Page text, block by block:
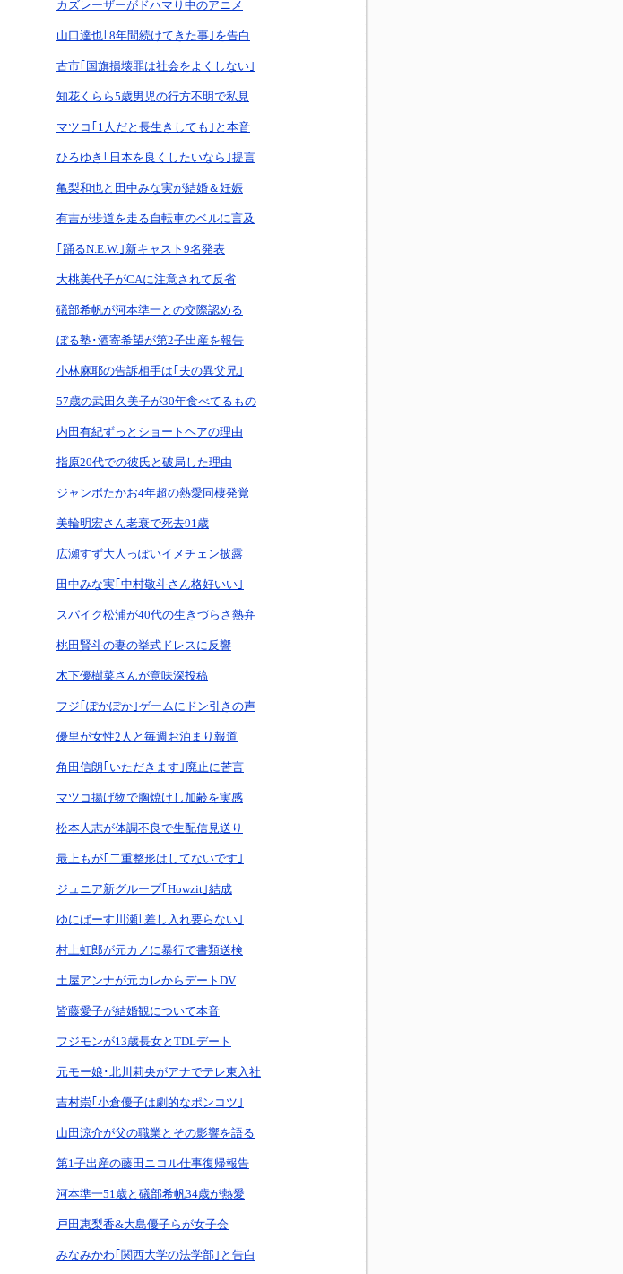
カズレーザーがドハマり中のアニメ
山口達也｢8年間続けてきた事｣を告白
古市｢国旗損壊罪は社会をよくしない｣
知花くらら5歳男児の行方不明で私見
マツコ｢1人だと長生きしても｣と本音
ひろゆき｢日本を良くしたいなら｣提言
亀梨和也と田中みな実が結婚＆妊娠
有吉が歩道を走る自転車のベルに言及
｢踊るN.E.W.｣新キャスト9名発表
大桃美代子がCAに注意されて反省
礒部希帆が河本準一との交際認める
ぼる塾･酒寄希望が第2子出産を報告
小林麻耶の告訴相手は｢夫の異父兄｣
57歳の武田久美子が30年食べてるもの
内田有紀ずっとショートヘアの理由
指原20代での彼氏と破局した理由
ジャンボたかお4年超の熱愛同棲発覚
美輪明宏さん老衰で死去91歳
広瀬すず大人っぽいイメチェン披露
田中みな実｢中村敬斗さん格好いい｣
スパイク松浦が40代の生きづらさ熱弁
桃田賢斗の妻の挙式ドレスに反響
木下優樹菜さんが意味深投稿
フジ｢ぽかぽか｣ゲームにドン引きの声
優里が女性2人と毎週お泊まり報道
角田信朗｢いただきます｣廃止に苦言
マツコ揚げ物で胸焼けし加齢を実感
松本人志が体調不良で生配信見送り
最上もが｢二重整形はしてないです｣
ジュニア新グループ｢Howzit｣結成
ゆにばーす川瀬｢差し入れ要らない｣
村上虹郎が元カノに暴行で書類送検
土屋アンナが元カレからデートDV
皆藤愛子が結婚観について本音
フジモンが13歳長女とTDLデート
元モー娘･北川莉央がアナでテレ東入社
吉村崇｢小倉優子は劇的なポンコツ｣
山田涼介が父の職業とその影響を語る
第1子出産の藤田ニコル仕事復帰報告
河本準一51歳と礒部希帆34歳が熱愛
戸田恵梨香&大島優子らが女子会
みなみかわ｢関西大学の法学部｣と告白